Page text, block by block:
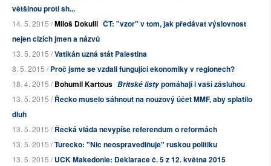
většinou proti sh...
14. 5. 2015 /Miloš Dokulil ČT: "vzor" v tom, jak předávat výslovnost
nejen cizích jmen a názvů
13. 5. 2015 /Vatikán uzná stát Palestina
8. 5. 2015 /Proč jsme se vzdali fungující ekonomiky v regionech?
18. 4. 2015 /Bohumil Kartous Britské listypomáhají i vaší zásluhou
13. 5. 2015 /Řecko muselo sáhnout na nouzový účet MMF, aby splatilo
dluh
13. 5. 2015 /Řecká vláda nevypíše referendum o reformách
13. 5. 2015 /Turecko: "Nic neospravedlňuje" ruskou politiku
13. 5. 2015 /UCK Makedonie: Deklarace č. 5 z 12. května 2015